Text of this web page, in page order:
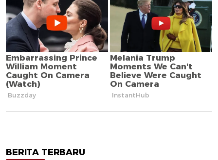
BERITA TERBARU